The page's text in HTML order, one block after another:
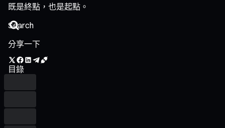
既是終點，也是起點。
分享一下
目錄